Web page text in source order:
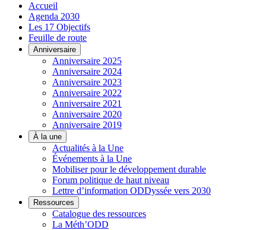
Accueil
Agenda 2030
Les 17 Objectifs
Feuille de route
Anniversaire
Anniversaire 2025
Anniversaire 2024
Anniversaire 2023
Anniversaire 2022
Anniversaire 2021
Anniversaire 2020
Anniversaire 2019
À la une
Actualités à la Une
Événements à la Une
Mobiliser pour le développement durable
Forum politique de haut niveau
Lettre d’information ODDyssée vers 2030
Ressources
Catalogue des ressources
La Méth’ODD